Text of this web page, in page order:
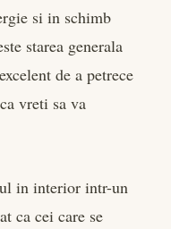
si in schimb
starea generala
de a petrece
vreti sa va
in interior intr-un
ca cei care se